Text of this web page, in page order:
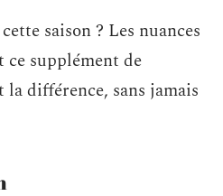
saison ? Les nuances
supplément de
différence, sans jamais